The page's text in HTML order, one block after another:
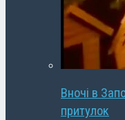
Вночі в
притулок